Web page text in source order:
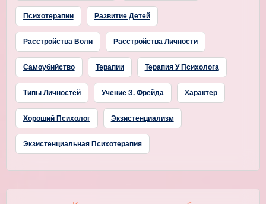
Психотерапии Развитие Детей
Расстройства Воли Расстройства Личности
Самоубийство Терапии Терапия У Психолога
Типы Личностей Учение З. Фрейда Характер
Хороший Психолог Экзистенциализм
Экзистенциальная Психотерапия